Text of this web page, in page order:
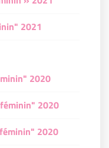
2021
2020
2020
2020